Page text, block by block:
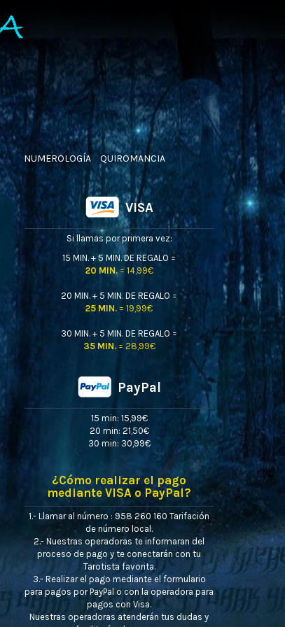
NUMEROLOGÍA QUIROMANCIA
VISA
Si llamas por primera vez:
15 MIN. + 5 MIN. DE REGALO =
20 MIN.= 14,99€
20 MIN. + 5 MIN. DE REGALO =
25 MIN. = 19,99€
30 MIN. + 5 MIN. DE REGALO =
35 MIN.= 28,99€
PayPal
15 min: 15,99€
20 min: 21,50€
30 min: 30,99€
¿Cómo realizar el pago
mediante VISA o PayPal?
1.- Llamar al número : 958 260 160 Tarifación
de número local.
2.- Nuestras operadoras te informaran del
proceso de pago y te conectarán con tu
Tarotista favorita.
3.- Realizar el pago mediante el formulario
para pagos por PayPal o con la operadora para
pagos con Visa.
Nuestras operadoras atenderán tus dudas y